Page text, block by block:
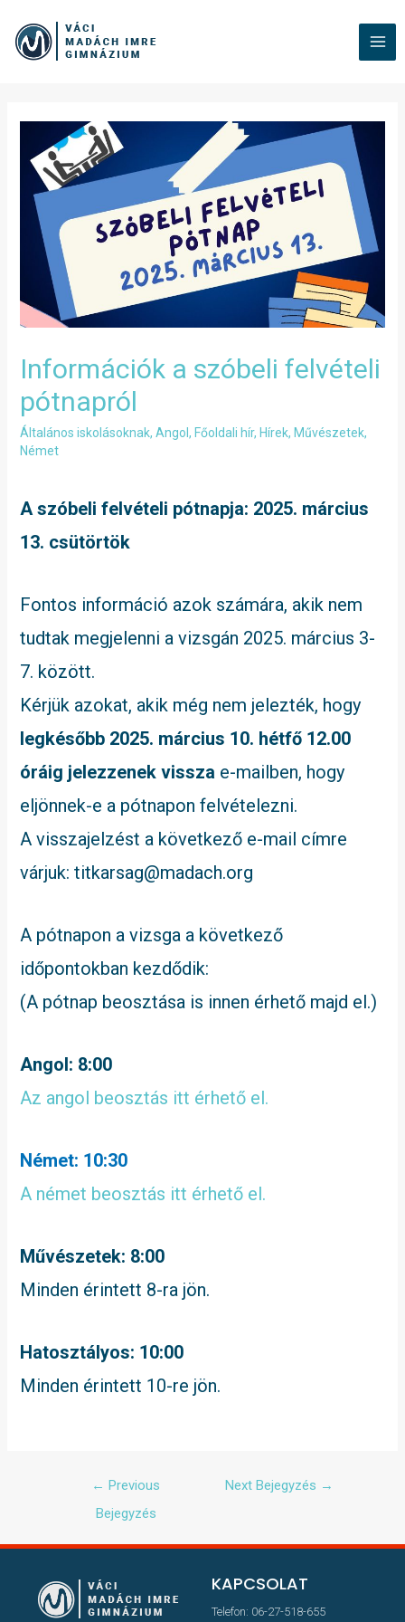
Információk a szóbeli felvételi
pótnapról
Általános iskolásoknak, Angol , Főoldali hír, Hírek, Művészetek,
Német
A szóbeli felvételi pótnapja: 2025. március
13. csütörtök
Fontos információ azok számára, akik nem
tudtak megjelenni a vizsgán 2025. március 3-
7. között.
Kérjük azokat, akik még nem jelezték, hogy
legkésőbb 2025. március 10. hétfő 12.00
óráig jelezzenek vissza e-mailben, hogy
eljönnek-e a pótnapon felvételezni.
A visszajelzést a következő e-mail címre
várjuk: titkarsag@madach.org
A pótnapon a vizsga a következő
időpontokban kezdődik:
(A pótnap beosztása is innen érhető majd el.)
Angol: 8:00
Az angol beosztás itt érhető el.
Német: 10:30
A német beosztás itt érhető el.
Művészetek: 8:00
Minden érintett 8-ra jön.
Hatosztályos: 10:00
Minden érintett 10-re jön.
← Previous
Bejegyzés
Next Bejegyzés →
KAPCSOLAT
Telefon: 06-27-518-655